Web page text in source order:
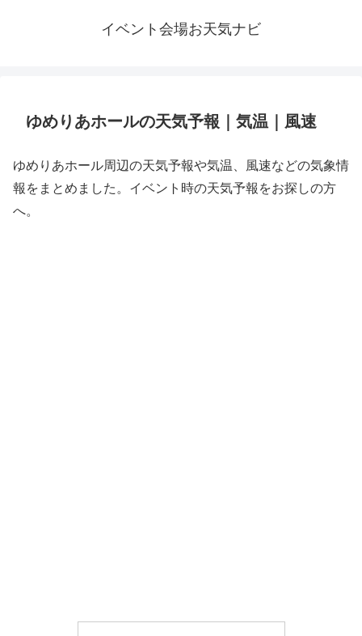
イベント会場お天気ナビ
ゆめりあホールの天気予報｜気温｜風速
ゆめりあホール周辺の天気予報や気温、風速などの気象情
報をまとめました。イベント時の天気予報をお探しの方
へ。